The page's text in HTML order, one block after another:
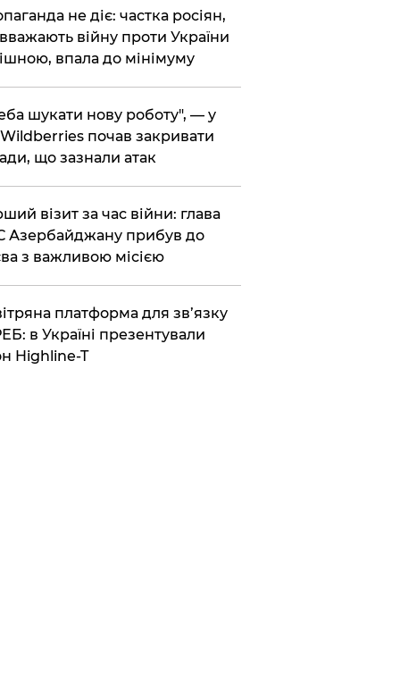
не діє: частка росіян,
війну проти України
впала до мінімуму
шукати нову роботу", — у
почав закривати
що зазнали атак
візит за час війни: глава
Азербайджану прибув до
з важливою місією
платформа для зв’язку
в Україні презентували
Highline-T